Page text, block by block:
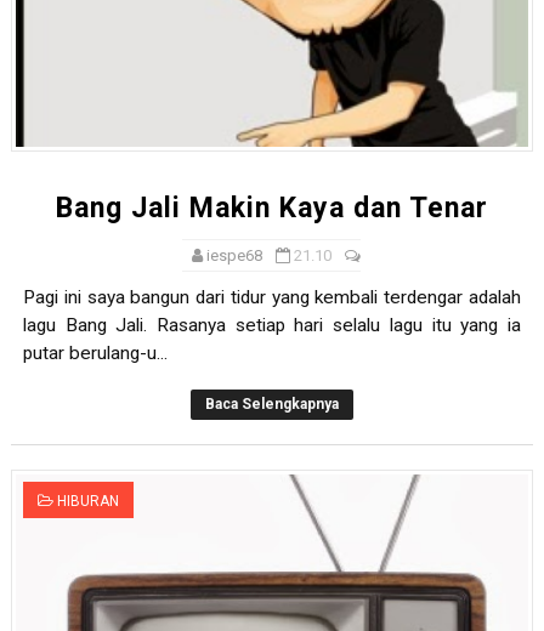
Bang Jali Makin Kaya dan Tenar
iespe68 21.10
Pagi ini saya bangun dari tidur yang kembali terdengar adalah
lagu Bang Jali. Rasanya setiap hari selalu lagu itu yang ia
putar berulang-u...
Baca Selengkapnya
HIBURAN